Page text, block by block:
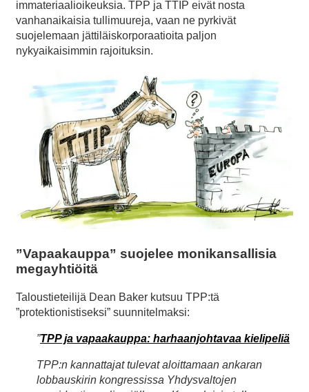
immateriaalioikeuksia. TPP ja TTIP eivät nosta
vanhanaikaisia tullimuureja, vaan ne pyrkivät
suojelemaan jättiläiskorporaatioita paljon
nykyaikaisimmin rajoituksin.
”Vapaakauppa” suojelee monikansallisia
megayhtiöitä
Taloustieteilijä Dean Baker kutsuu TPP:tä
”protektionistiseksi” suunnitelmaksi:
”TPP ja vapaakauppa: harhaanjohtavaa kielipeliä
TPP:n kannattajat tulevat aloittamaan ankaran
lobbauskirin kongressissa Yhdysvaltojen